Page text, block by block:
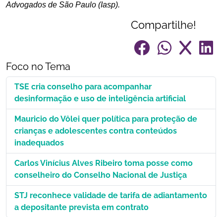
Advogados de São Paulo (Iasp).
Compartilhe!
Foco no Tema
TSE cria conselho para acompanhar
desinformação e uso de inteligência artificial
Mauricio do Vôlei quer política para proteção de
crianças e adolescentes contra conteúdos
inadequados
Carlos Vinícius Alves Ribeiro toma posse como
conselheiro do Conselho Nacional de Justiça
STJ reconhece validade de tarifa de adiantamento
a depositante prevista em contrato